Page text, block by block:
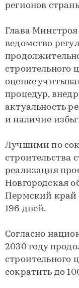
регионов
Глава
ведомство
строительного
оценке
процедур,
актуальность
и наличие
Лучшими по
строительства
реализация
Новгородская
Пермский край
196 дней.
Согласно
2030 году
строительного
сократить до